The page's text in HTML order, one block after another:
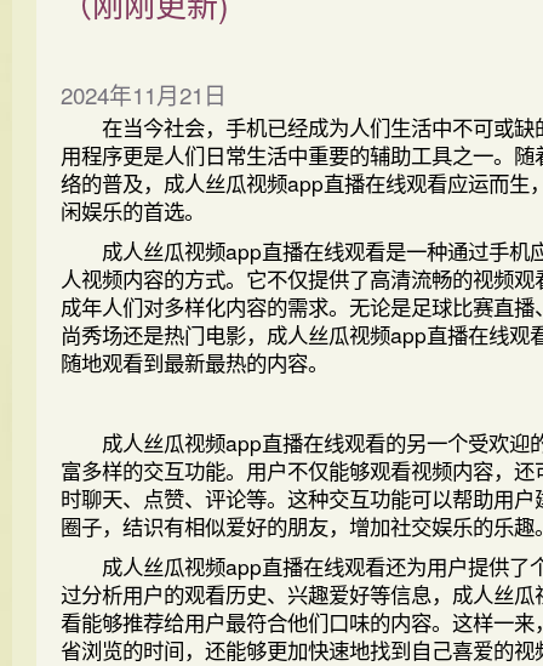
2024年11月21日
在当今社会，手机已经成为人们生活中不可或缺
用程序更是人们日常生活中重要的辅助工具之一。
络的普及，成人丝瓜视频app直播在线观看应运而生
闲娱乐的首选。
成人丝瓜视频app直播在线观看是一种通过手机
人视频内容的方式。它不仅提供了高清流畅的视频
成年人们对多样化内容的需求。无论是足球比赛直
尚秀场还是热门电影，成人丝瓜视频app直播在线观
随地观看到最新最热的内容。
成人丝瓜视频app直播在线观看的另一个受欢迎
富多样的交互功能。用户不仅能够观看视频内容，
时聊天、点赞、评论等。这种交互功能可以帮助用
圈子，结识有相似爱好的朋友，增加社交娱乐的乐趣
成人丝瓜视频app直播在线观看还为用户提供了
过分析用户的观看历史、兴趣爱好等信息，成人丝
看能够推荐给用户最符合他们口味的内容。这样一
省浏览的时间，还能够更加快速地找到自己喜爱的视